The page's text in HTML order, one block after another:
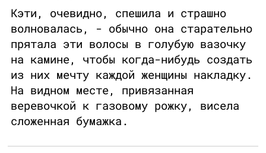
Кэти, очевидно, спешила и страшно
волновалась, - обычно она старательно
прятала эти волосы в голубую вазочку
на камине, чтобы когда-нибудь создать
из них мечту каждой женщины накладку.
На видном месте, привязанная
веревочкой к газовому рожку, висела
сложенная бумажка.